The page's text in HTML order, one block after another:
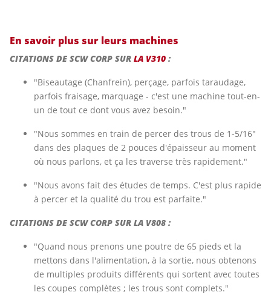
En savoir plus sur leurs machines
CITATIONS DE SCW CORP SUR LA V310 :
"Biseautage (Chanfrein), perçage, parfois taraudage,
parfois fraisage, marquage - c'est une machine tout-en-
un de tout ce dont vous avez besoin."
"Nous sommes en train de percer des trous de 1-5/16"
dans des plaques de 2 pouces d'épaisseur au moment
où nous parlons, et ça les traverse très rapidement."
"Nous avons fait des études de temps. C'est plus rapide
à percer et la qualité du trou est parfaite."
CITATIONS DE SCW CORP SUR LA V808 :
"Quand nous prenons une poutre de 65 pieds et la
mettons dans l'alimentation, à la sortie, nous obtenons
de multiples produits différents qui sortent avec toutes
les coupes complètes ; les trous sont complets."